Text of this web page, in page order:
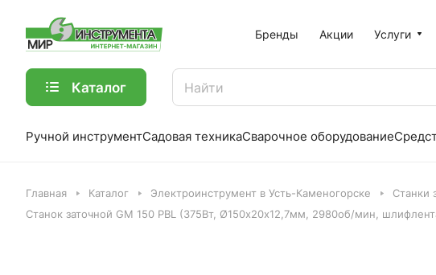
Бренды Акции Услуги
Каталог
Ручной инструментСадовая техникаСварочное оборудование
Главная Каталог Электроинструмент в Усть-Каменогорске
Станки
Станок заточной GM 150 PBL (375Вт, Ø150х20х12,7мм, 2980об/мин,